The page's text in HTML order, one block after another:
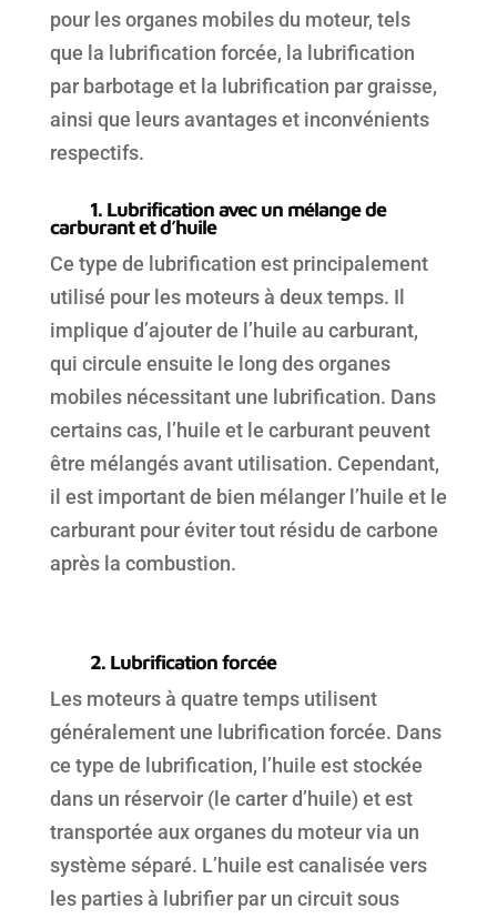
pour les organes mobiles du moteur, tels
que la lubrification forcée, la lubrification
par barbotage et la lubrification par graisse,
ainsi que leurs avantages et inconvénients
respectifs.
1. Lubrification avec un mélange de
carburant et d’huile
Ce type de lubrification est principalement
utilisé pour les moteurs à deux temps. Il
implique d’ajouter de l’huile au carburant,
qui circule ensuite le long des organes
mobiles nécessitant une lubrification. Dans
certains cas, l’huile et le carburant peuvent
être mélangés avant utilisation. Cependant,
il est important de bien mélanger l’huile et le
carburant pour éviter tout résidu de carbone
après la combustion.
2. Lubrification forcée
Les moteurs à quatre temps utilisent
généralement une lubrification forcée. Dans
ce type de lubrification, l’huile est stockée
dans un réservoir (le carter d’huile) et est
transportée aux organes du moteur via un
système séparé. L’huile est canalisée vers
les parties à lubrifier par un circuit sous